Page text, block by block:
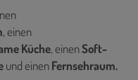
, einen
Küche, einenSoft-
und einenFernsehraum.